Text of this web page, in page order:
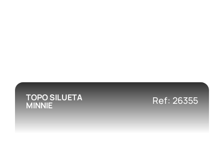
TOPO SILUETA
MINNIE Ref: 26355